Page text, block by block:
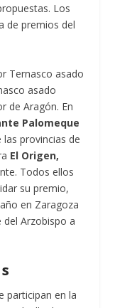
Los
de premios del
Ternasco asado
asado
de Aragón. En
Palomeque
provincias de
El Origen,
Todos ellos
su premio,
en Zaragoza
Arzobispo a
participan en la